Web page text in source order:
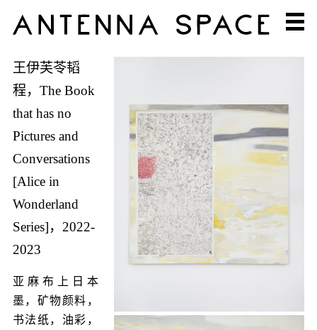
王伊芙苓韬
程，The Book
that has no
Pictures and
Conversations
[Alice in
Wonderland
Series]，2022-
2023
亚麻布上日本
墨，矿物颜料，
书法纸，油彩，